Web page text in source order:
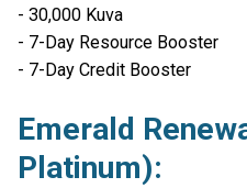
- 30,000 Kuva
- 7-Day Resource Booster
- 7-Day Credit Booster
Emerald
Platinum):